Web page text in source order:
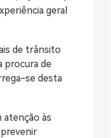
geral
de trânsito
procura de
se desta
às